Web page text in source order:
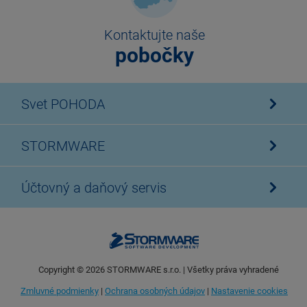
Kontaktujte naše
pobočky
Svet POHODA
STORMWARE
Účtovný a daňový servis
Copyright © 2026STORMWARE s.r.o. | Všetky práva vyhradené
Zmluvné podmienky | Ochrana osobných údajov | Nastavenie cookies